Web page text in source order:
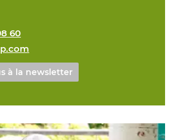
60
à la newsletter